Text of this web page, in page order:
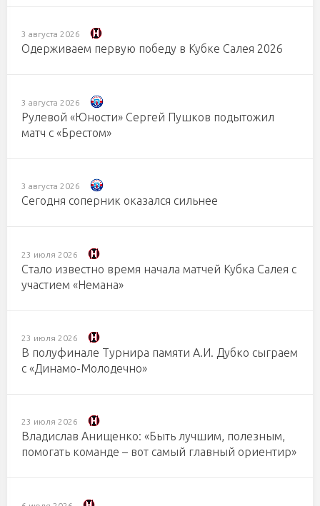
3 августа 2026
Одерживаем первую победу в Кубке Салея 2026
3 августа 2026
Рулевой «Юности» Сергей Пушков подытожил
матч с «Брестом»
3 августа 2026
Сегодня соперник оказался сильнее
23 июля 2026
Стало известно время начала матчей Кубка Салея с
участием «Немана»
23 июля 2026
В полуфинале Турнира памяти А.И. Дубко сыграем
с «Динамо-Молодечно»
23 июля 2026
Владислав Анищенко: «Быть лучшим, полезным,
помогать команде – вот самый главный ориентир»